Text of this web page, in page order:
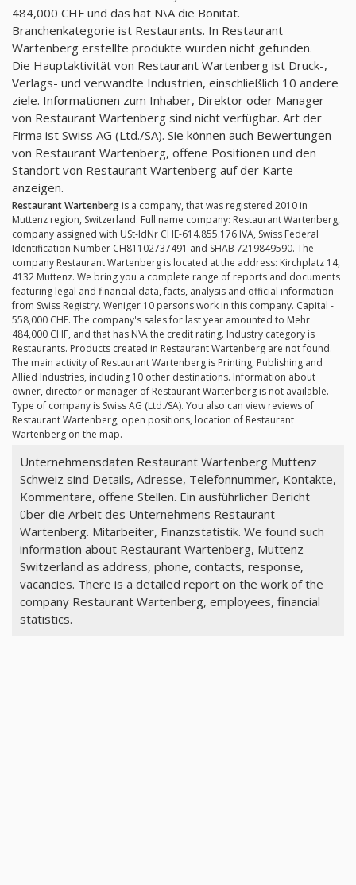
484,000 CHF und das hat N\A die Bonität.
Branchenkategorie ist Restaurants. In Restaurant
Wartenberg erstellte produkte wurden nicht gefunden.
Die Hauptaktivität von Restaurant Wartenberg ist Druck-,
Verlags- und verwandte Industrien, einschließlich 10 andere
ziele. Informationen zum Inhaber, Direktor oder Manager
von Restaurant Wartenberg sind nicht verfügbar. Art der
Firma ist Swiss AG (Ltd./SA). Sie können auch Bewertungen
von Restaurant Wartenberg, offene Positionen und den
Standort von Restaurant Wartenberg auf der Karte
anzeigen.
Restaurant Wartenberg is a company, that was registered 2010 in
Muttenz region, Switzerland. Full name company: Restaurant Wartenberg,
company assigned with USt-IdNr CHE-614.855.176 IVA, Swiss Federal
Identification Number CH81102737491 and SHAB 7219849590. The
company Restaurant Wartenberg is located at the address: Kirchplatz 14,
4132 Muttenz. We bring you a complete range of reports and documents
featuring legal and financial data, facts, analysis and official information
from Swiss Registry. Weniger 10 persons work in this company. Capital -
558,000 CHF. The company's sales for last year amounted to Mehr
484,000 CHF, and that has N\A the credit rating. Industry category is
Restaurants. Products created in Restaurant Wartenberg are not found.
The main activity of Restaurant Wartenberg is Printing, Publishing and
Allied Industries, including 10 other destinations. Information about
owner, director or manager of Restaurant Wartenberg is not available.
Type of company is Swiss AG (Ltd./SA). You also can view reviews of
Restaurant Wartenberg, open positions, location of Restaurant
Wartenberg on the map.
Unternehmensdaten Restaurant Wartenberg Muttenz
Schweiz sind Details, Adresse, Telefonnummer, Kontakte,
Kommentare, offene Stellen. Ein ausführlicher Bericht
über die Arbeit des Unternehmens Restaurant
Wartenberg. Mitarbeiter, Finanzstatistik. We found such
information about Restaurant Wartenberg, Muttenz
Switzerland as address, phone, contacts, response,
vacancies. There is a detailed report on the work of the
company Restaurant Wartenberg, employees, financial
statistics.